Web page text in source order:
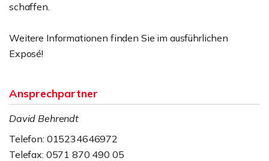
schaffen.
Weitere Informationen finden Sie im ausführlichen
Exposé!
Ansprechpartner
David Behrendt
Telefon: 015234646972
Telefax: 0571 870 490 05